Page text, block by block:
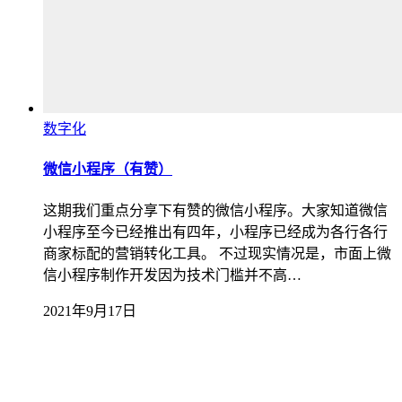
数字化
微信小程序（有赞）
这期我们重点分享下有赞的微信小程序。大家知道微信
小程序至今已经推出有四年，小程序已经成为各行各行
商家标配的营销转化工具。 不过现实情况是，市面上微
信小程序制作开发因为技术门槛并不高…
2021年9月17日